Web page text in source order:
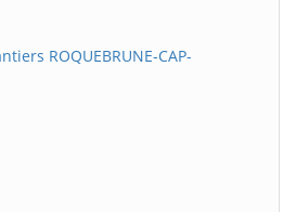
ROQUEBRUNE-CAP-